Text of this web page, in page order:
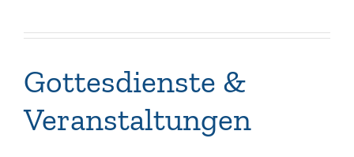
Gottesdienste &
Veranstaltungen